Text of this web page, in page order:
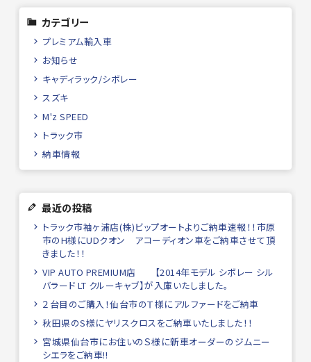
カテゴリー
プレミアム輸入車
お知らせ
キャディラック/シボレー
スズキ
M'z SPEED
トラック市
納車情報
最近の投稿
トラック市袖ヶ浦店(株)ビップオートよりご納車速報！！市原
市のH様にUDクオン アコーディオン車をご納車させて頂
きました！！
VIP AUTO PREMIUM店 【2014年モデル シボレー シル
バラード LT クルーキャブ】が入庫いたしました。
２台目のご購入！仙台市のＴ様にアルファードをご納車
秋田県のS様にヤリスクロスをご納車いたしました！！
宮城県仙台市にお住いのＳ様に新車オーダーのジムニー
シエラをご納車!!